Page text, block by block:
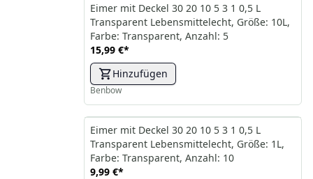
Eimer mit Deckel 30 20 10 5 3 1 0,5 L
Transparent Lebensmittelecht, Größe: 10L,
Farbe: Transparent, Anzahl: 5
15,99 €*
Hinzufügen
Benbow
Eimer mit Deckel 30 20 10 5 3 1 0,5 L
Transparent Lebensmittelecht, Größe: 1L,
Farbe: Transparent, Anzahl: 10
9,99 €*